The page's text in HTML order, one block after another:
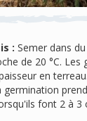
: Semer dans
de 20 °C. Les
en
font 2 à